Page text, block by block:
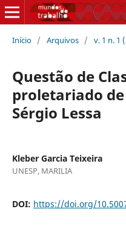
Início / Arquivos / v. 1 n. 1
Questão de
proletariado
Sérgio Lessa
Kleber Garcia Teixeira
UNESP, MARILIA
DOI: https://doi.org/